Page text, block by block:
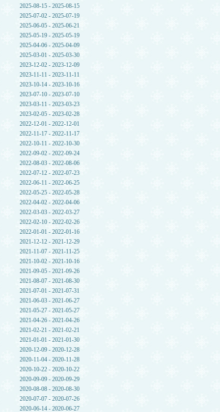
2025-08-15 - 2025-08-15
2025-07-02 - 2025-07-19
2025-06-05 - 2025-06-21
2025-05-19 - 2025-05-19
2025-04-06 - 2025-04-09
2025-03-01 - 2025-03-30
2023-12-02 - 2023-12-09
2023-11-11 - 2023-11-11
2023-10-14 - 2023-10-16
2023-07-10 - 2023-07-10
2023-03-11 - 2023-03-23
2023-02-05 - 2023-02-28
2022-12-01 - 2022-12-01
2022-11-17 - 2022-11-17
2022-10-11 - 2022-10-30
2022-09-02 - 2022-09-24
2022-08-03 - 2022-08-06
2022-07-12 - 2022-07-23
2022-06-11 - 2022-06-25
2022-05-25 - 2022-05-28
2022-04-02 - 2022-04-06
2022-03-03 - 2022-03-27
2022-02-10 - 2022-02-26
2022-01-01 - 2022-01-16
2021-12-12 - 2021-12-29
2021-11-07 - 2021-11-25
2021-10-02 - 2021-10-16
2021-09-05 - 2021-09-26
2021-08-07 - 2021-08-30
2021-07-01 - 2021-07-31
2021-06-03 - 2021-06-27
2021-05-27 - 2021-05-27
2021-04-26 - 2021-04-26
2021-02-21 - 2021-02-21
2021-01-01 - 2021-01-30
2020-12-09 - 2020-12-28
2020-11-04 - 2020-11-28
2020-10-22 - 2020-10-22
2020-09-09 - 2020-09-29
2020-08-08 - 2020-08-30
2020-07-07 - 2020-07-26
2020-06-14 - 2020-06-27